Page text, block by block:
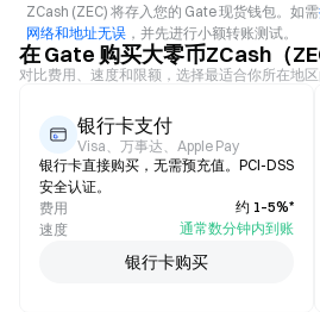
ZCash (ZEC) 将存入您的 Gate 现货钱包。如需
网络和地址无误 ，并先进行小额转账测试。
在 Gate 购买大零币ZCash（
对比费用、速度和限额，选择最适合你所在地区
银行卡支付
Visa、万事达、Apple Pay
银行卡直接购买，无需预充值。PCI-DSS
安全认证。
费用
约 1–5%*
速度
通常数分钟内到账
银行卡购买